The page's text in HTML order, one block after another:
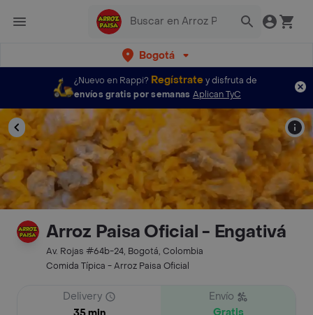
Bogotá
¿Nuevo en Rappi? Regístratey disfruta de
envíos gratis por semanas Aplican TyC
Arroz Paisa Oficial - Engativá
Av. Rojas #64b-24, Bogotá, Colombia
Comida Típica - Arroz Paisa Oficial
Delivery
Envío